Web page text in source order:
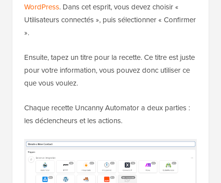
WordPress. Dans cet esprit, vous devez choisir «
Utilisateurs connectés », puis sélectionner « Confirmer
».
Ensuite, tapez un titre pour la recette. Ce titre est juste
pour votre information, vous pouvez donc utiliser ce
que vous voulez.
Chaque recette Uncanny Automator a deux parties :
les déclencheurs et les actions.